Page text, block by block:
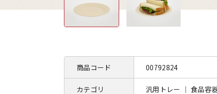
商品コード 00792824
カテゴリ 汎用トレー ｜ 食品容